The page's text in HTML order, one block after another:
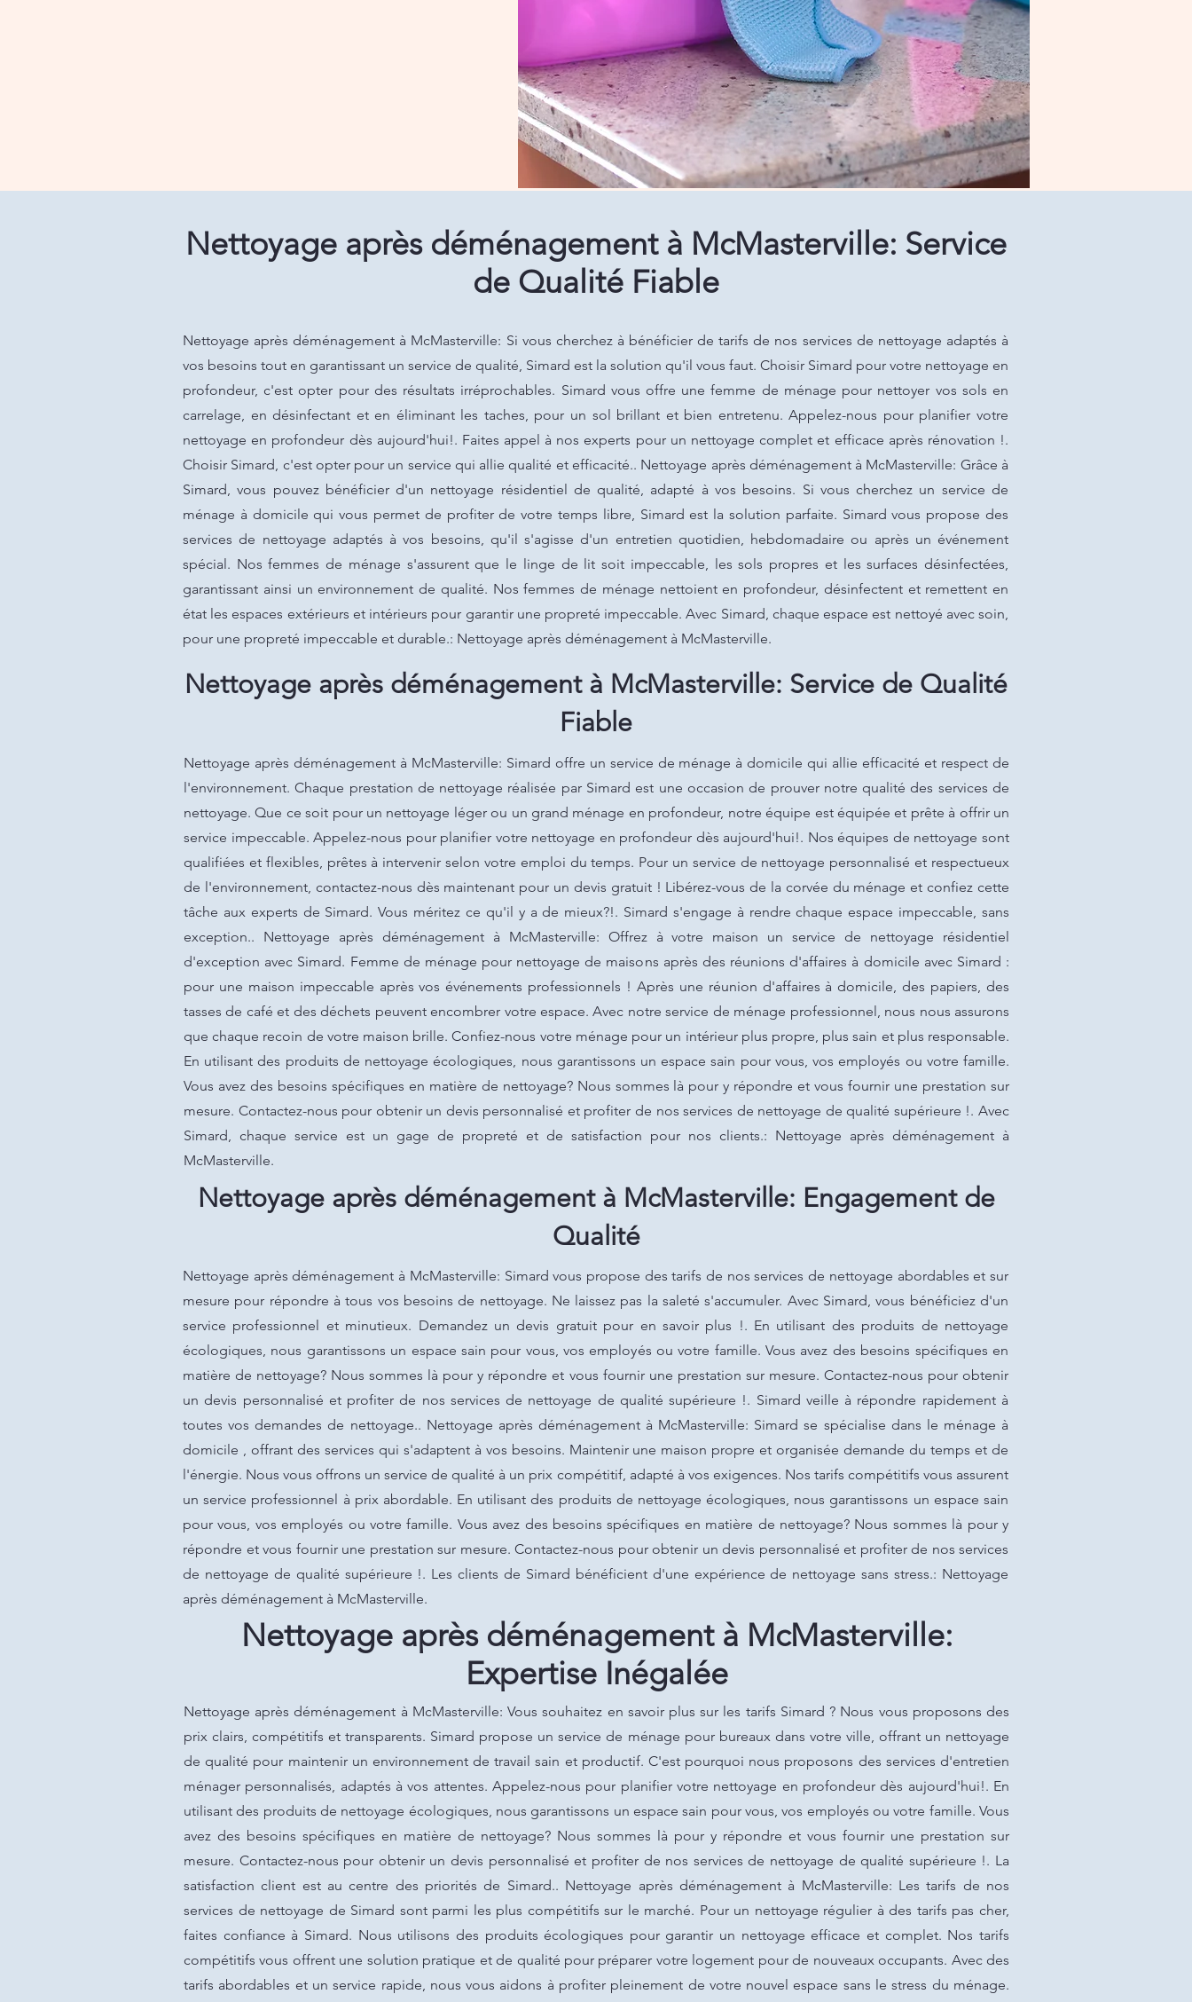
Nettoyage après déménagement à McMasterville: Service
de Qualité Fiable
Nettoyage après déménagement à McMasterville: Si vous cherchez à bénéficier de tarifs de nos services de nettoyage adaptés à
vos besoins tout en garantissant un service de qualité, Simard est la solution qu'il vous faut. Choisir Simard pour votre nettoyage en
profondeur, c'est opter pour des résultats irréprochables. Simard vous offre une femme de ménage pour nettoyer vos sols en
carrelage, en désinfectant et en éliminant les taches, pour un sol brillant et bien entretenu. Appelez-nous pour planifier votre
nettoyage en profondeur dès aujourd'hui!. Faites appel à nos experts pour un nettoyage complet et efficace après rénovation !.
Choisir Simard, c'est opter pour un service qui allie qualité et efficacité.. Nettoyage après déménagement à McMasterville: Grâce à
Simard, vous pouvez bénéficier d'un nettoyage résidentiel de qualité, adapté à vos besoins. Si vous cherchez un service de
ménage à domicile qui vous permet de profiter de votre temps libre, Simard est la solution parfaite. Simard vous propose des
services de nettoyage adaptés à vos besoins, qu'il s'agisse d'un entretien quotidien, hebdomadaire ou après un événement
spécial. Nos femmes de ménage s'assurent que le linge de lit soit impeccable, les sols propres et les surfaces désinfectées,
garantissant ainsi un environnement de qualité. Nos femmes de ménage nettoient en profondeur, désinfectent et remettent en
état les espaces extérieurs et intérieurs pour garantir une propreté impeccable. Avec Simard, chaque espace est nettoyé avec soin,
pour une propreté impeccable et durable.: Nettoyage après déménagement à McMasterville.
Nettoyage après déménagement à McMasterville: Service de Qualité
Fiable
Nettoyage après déménagement à McMasterville: Simard offre un service de ménage à domicile qui allie efficacité et respect de
l'environnement. Chaque prestation de nettoyage réalisée par Simard est une occasion de prouver notre qualité des services de
nettoyage. Que ce soit pour un nettoyage léger ou un grand ménage en profondeur, notre équipe est équipée et prête à offrir un
service impeccable. Appelez-nous pour planifier votre nettoyage en profondeur dès aujourd'hui!. Nos équipes de nettoyage sont
qualifiées et flexibles, prêtes à intervenir selon votre emploi du temps. Pour un service de nettoyage personnalisé et respectueux
de l'environnement, contactez-nous dès maintenant pour un devis gratuit ! Libérez-vous de la corvée du ménage et confiez cette
tâche aux experts de Simard. Vous méritez ce qu'il y a de mieux?!. Simard s'engage à rendre chaque espace impeccable, sans
exception.. Nettoyage après déménagement à McMasterville: Offrez à votre maison un service de nettoyage résidentiel
d'exception avec Simard. Femme de ménage pour nettoyage de maisons après des réunions d'affaires à domicile avec Simard :
pour une maison impeccable après vos événements professionnels ! Après une réunion d'affaires à domicile, des papiers, des
tasses de café et des déchets peuvent encombrer votre espace. Avec notre service de ménage professionnel, nous nous assurons
que chaque recoin de votre maison brille. Confiez-nous votre ménage pour un intérieur plus propre, plus sain et plus responsable.
En utilisant des produits de nettoyage écologiques, nous garantissons un espace sain pour vous, vos employés ou votre famille.
Vous avez des besoins spécifiques en matière de nettoyage? Nous sommes là pour y répondre et vous fournir une prestation sur
mesure. Contactez-nous pour obtenir un devis personnalisé et profiter de nos services de nettoyage de qualité supérieure !. Avec
Simard, chaque service est un gage de propreté et de satisfaction pour nos clients.: Nettoyage après déménagement à
McMasterville.
Nettoyage après déménagement à McMasterville: Engagement de
Qualité
Nettoyage après déménagement à McMasterville: Simard vous propose des tarifs de nos services de nettoyage abordables et sur
mesure pour répondre à tous vos besoins de nettoyage. Ne laissez pas la saleté s'accumuler. Avec Simard, vous bénéficiez d'un
service professionnel et minutieux. Demandez un devis gratuit pour en savoir plus !. En utilisant des produits de nettoyage
écologiques, nous garantissons un espace sain pour vous, vos employés ou votre famille. Vous avez des besoins spécifiques en
matière de nettoyage? Nous sommes là pour y répondre et vous fournir une prestation sur mesure. Contactez-nous pour obtenir
un devis personnalisé et profiter de nos services de nettoyage de qualité supérieure !. Simard veille à répondre rapidement à
toutes vos demandes de nettoyage.. Nettoyage après déménagement à McMasterville: Simard se spécialise dans le ménage à
domicile , offrant des services qui s'adaptent à vos besoins. Maintenir une maison propre et organisée demande du temps et de
l'énergie. Nous vous offrons un service de qualité à un prix compétitif, adapté à vos exigences. Nos tarifs compétitifs vous assurent
un service professionnel à prix abordable. En utilisant des produits de nettoyage écologiques, nous garantissons un espace sain
pour vous, vos employés ou votre famille. Vous avez des besoins spécifiques en matière de nettoyage? Nous sommes là pour y
répondre et vous fournir une prestation sur mesure. Contactez-nous pour obtenir un devis personnalisé et profiter de nos services
de nettoyage de qualité supérieure !. Les clients de Simard bénéficient d'une expérience de nettoyage sans stress.: Nettoyage
après déménagement à McMasterville.
Nettoyage après déménagement à McMasterville:
Expertise Inégalée
Nettoyage après déménagement à McMasterville: Vous souhaitez en savoir plus sur les tarifs Simard ? Nous vous proposons des
prix clairs, compétitifs et transparents. Simard propose un service de ménage pour bureaux dans votre ville, offrant un nettoyage
de qualité pour maintenir un environnement de travail sain et productif. C'est pourquoi nous proposons des services d'entretien
ménager personnalisés, adaptés à vos attentes. Appelez-nous pour planifier votre nettoyage en profondeur dès aujourd'hui!. En
utilisant des produits de nettoyage écologiques, nous garantissons un espace sain pour vous, vos employés ou votre famille. Vous
avez des besoins spécifiques en matière de nettoyage? Nous sommes là pour y répondre et vous fournir une prestation sur
mesure. Contactez-nous pour obtenir un devis personnalisé et profiter de nos services de nettoyage de qualité supérieure !. La
satisfaction client est au centre des priorités de Simard.. Nettoyage après déménagement à McMasterville: Les tarifs de nos
services de nettoyage de Simard sont parmi les plus compétitifs sur le marché. Pour un nettoyage régulier à des tarifs pas cher,
faites confiance à Simard. Nous utilisons des produits écologiques pour garantir un nettoyage efficace et complet. Nos tarifs
compétitifs vous offrent une solution pratique et de qualité pour préparer votre logement pour de nouveaux occupants. Avec des
tarifs abordables et un service rapide, nous vous aidons à profiter pleinement de votre nouvel espace sans le stress du ménage.